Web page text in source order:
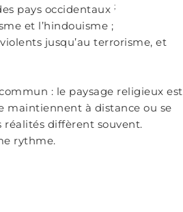
pays occidentaux ;
et l’hindouisme ;
jusqu’au terrorisme, et
: le paysage religieux est
maintiennent à distance ou se
réalités diffèrent souvent.
rythme.